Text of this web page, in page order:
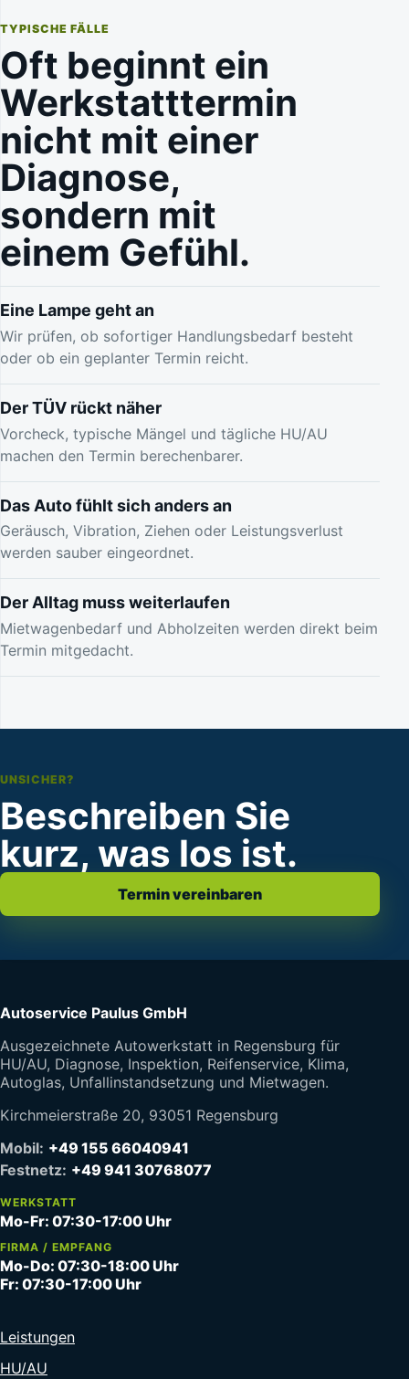
TYPISCHE FÄLLE
Oft beginnt ein
Werkstatttermin
nicht mit einer
Diagnose,
sondern mit
einem Gefühl.
Eine Lampe geht an
Wir prüfen, ob sofortiger Handlungsbedarf besteht
oder ob ein geplanter Termin reicht.
Der TÜV rückt näher
Vorcheck, typische Mängel und tägliche HU/AU
machen den Termin berechenbarer.
Das Auto fühlt sich anders an
Geräusch, Vibration, Ziehen oder Leistungsverlust
werden sauber eingeordnet.
Der Alltag muss weiterlaufen
Mietwagenbedarf und Abholzeiten werden direkt beim
Termin mitgedacht.
UNSICHER?
Beschreiben Sie
kurz, was los ist.
Termin vereinbaren
Autoservice Paulus GmbH
Ausgezeichnete Autowerkstatt in Regensburg für
HU/AU, Diagnose, Inspektion, Reifenservice, Klima,
Autoglas, Unfallinstandsetzung und Mietwagen.
Kirchmeierstraße 20, 93051 Regensburg
Mobil: +49 155 66040941
Festnetz: +49 941 30768077
WERKSTATT
Mo-Fr: 07:30-17:00 Uhr
FIRMA / EMPFANG
Mo-Do: 07:30-18:00 Uhr
Fr: 07:30-17:00 Uhr
Leistungen
HU/AU